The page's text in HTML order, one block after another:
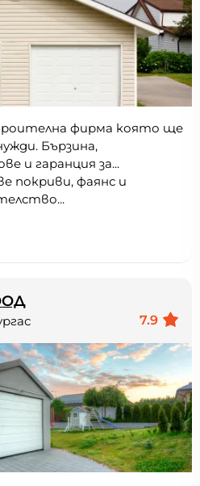
фирма която ще
Бързина,
и гаранция за...
покриви, фаянс и
7.9